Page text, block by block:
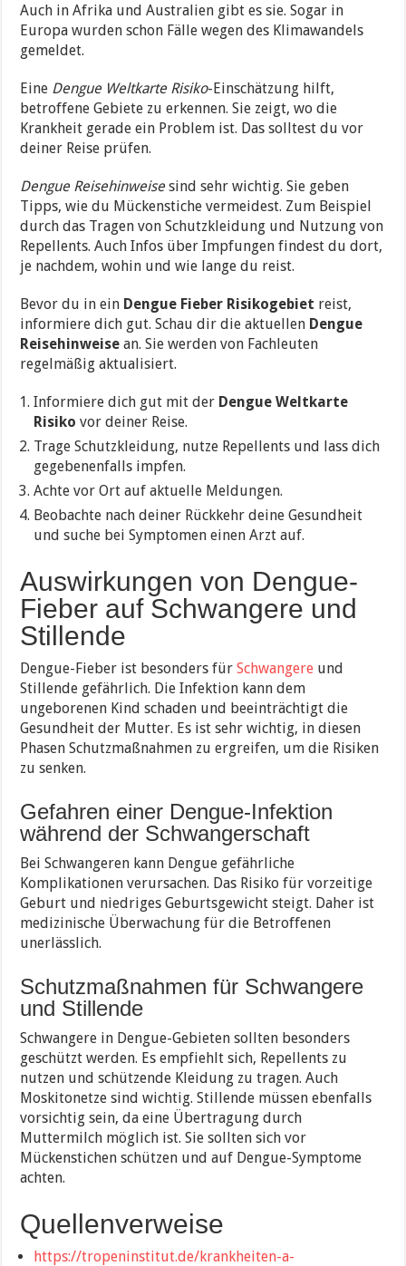
Auch in Afrika und Australien gibt es sie. Sogar in
Europa wurden schon Fälle wegen des Klimawandels
gemeldet.
Eine Dengue Weltkarte Risiko-Einschätzung hilft,
betroffene Gebiete zu erkennen. Sie zeigt, wo die
Krankheit gerade ein Problem ist. Das solltest du vor
deiner Reise prüfen.
Dengue Reisehinweisesind sehr wichtig. Sie geben
Tipps, wie du Mückenstiche vermeidest. Zum Beispiel
durch das Tragen von Schutzkleidung und Nutzung von
Repellents. Auch Infos über Impfungen findest du dort,
je nachdem, wohin und wie lange du reist.
Bevor du in ein Dengue Fieber Risikogebiet reist,
informiere dich gut. Schau dir die aktuellen Dengue
Reisehinweise an. Sie werden von Fachleuten
regelmäßig aktualisiert.
Informiere dich gut mit der Dengue Weltkarte
Risiko vor deiner Reise.
Trage Schutzkleidung, nutze Repellents und lass dich
gegebenenfalls impfen.
Achte vor Ort auf aktuelle Meldungen.
Beobachte nach deiner Rückkehr deine Gesundheit
und suche bei Symptomen einen Arzt auf.
Auswirkungen von Dengue-
Fieber auf Schwangere und
Stillende
Dengue-Fieber ist besonders fürSchwangere und
Stillende gefährlich. Die Infektion kann dem
ungeborenen Kind schaden und beeinträchtigt die
Gesundheit der Mutter. Es ist sehr wichtig, in diesen
Phasen Schutzmaßnahmen zu ergreifen, um die Risiken
zu senken.
Gefahren einer Dengue-Infektion
während der Schwangerschaft
Bei Schwangeren kann Dengue gefährliche
Komplikationen verursachen. Das Risiko für vorzeitige
Geburt und niedriges Geburtsgewicht steigt. Daher ist
medizinische Überwachung für die Betroffenen
unerlässlich.
Schutzmaßnahmen für Schwangere
und Stillende
Schwangere in Dengue-Gebieten sollten besonders
geschützt werden. Es empfiehlt sich, Repellents zu
nutzen und schützende Kleidung zu tragen. Auch
Moskitonetze sind wichtig. Stillende müssen ebenfalls
vorsichtig sein, da eine Übertragung durch
Muttermilch möglich ist. Sie sollten sich vor
Mückenstichen schützen und auf Dengue-Symptome
achten.
Quellenverweise
https://tropeninstitut.de/krankheiten-a-